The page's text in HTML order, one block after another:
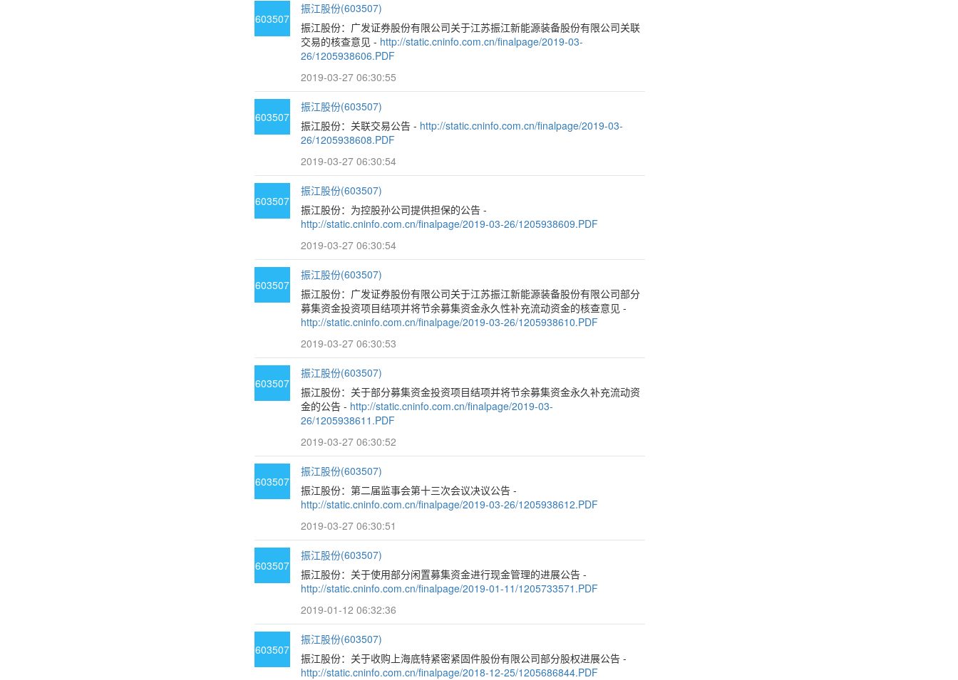
603507
振江股份(603507)
振江股份：广发证券股份有限公司关于江苏振江新能源装备股份有限公司关联
交易的核查意见 - http://static.cninfo.com.cn/finalpage/2019-03-
26/1205938606.PDF
2019-03-27 06:30:55
603507
振江股份(603507)
振江股份：关联交易公告 - http://static.cninfo.com.cn/finalpage/2019-03-
26/1205938608.PDF
2019-03-27 06:30:54
603507
振江股份(603507)
振江股份：为控股孙公司提供担保的公告 -
http://static.cninfo.com.cn/finalpage/2019-03-26/1205938609.PDF
2019-03-27 06:30:54
603507
振江股份(603507)
振江股份：广发证券股份有限公司关于江苏振江新能源装备股份有限公司部分
募集资金投资项目结项并将节余募集资金永久性补充流动资金的核查意见 -
http://static.cninfo.com.cn/finalpage/2019-03-26/1205938610.PDF
2019-03-27 06:30:53
603507
振江股份(603507)
振江股份：关于部分募集资金投资项目结项并将节余募集资金永久补充流动资
金的公告 - http://static.cninfo.com.cn/finalpage/2019-03-
26/1205938611.PDF
2019-03-27 06:30:52
603507
振江股份(603507)
振江股份：第二届监事会第十三次会议决议公告 -
http://static.cninfo.com.cn/finalpage/2019-03-26/1205938612.PDF
2019-03-27 06:30:51
603507
振江股份(603507)
振江股份：关于使用部分闲置募集资金进行现金管理的进展公告 -
http://static.cninfo.com.cn/finalpage/2019-01-11/1205733571.PDF
2019-01-12 06:32:36
603507
振江股份(603507)
振江股份：关于收购上海底特紧密紧固件股份有限公司部分股权进展公告 -
http://static.cninfo.com.cn/finalpage/2018-12-25/1205686844.PDF